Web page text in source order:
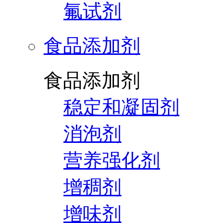
氟试剂
食品添加剂
食品添加剂
稳定和凝固剂
消泡剂
营养强化剂
增稠剂
增味剂